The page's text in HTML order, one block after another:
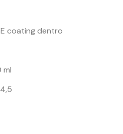
coating dentro
ml